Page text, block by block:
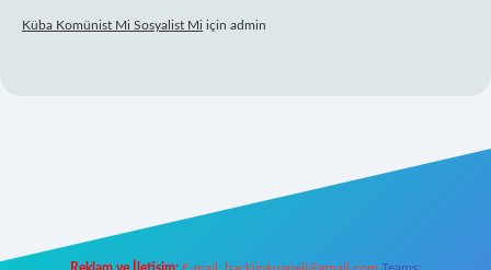
Küba Komünist Mi Sosyalist Mi için admin